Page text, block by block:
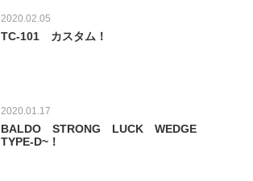
2020.02.05
TC-101 カスタム！
2020.01.17
BALDO STRONG LUCK WEDGE
TYPE-D~！